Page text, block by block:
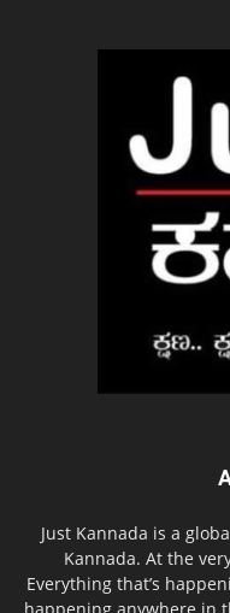
Just Kannada is a
Kannada. At the
Everything that’s